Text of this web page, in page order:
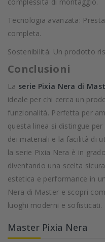
Tecnologia avanzata:
completa.
Sostenibilità: Un prodotto
Conclusioni
La serie Pixia Nera di
ideale per chi cerca un
funzionalità. Perfetta per
questa linea si distingue
dei materiali e la facilità di
la serie Pixia Nera è in
diventando una scelta
estetica e performance in
Nera di Master e scopri
luoghi moderni e sofisticati.
Master Pixia Nera